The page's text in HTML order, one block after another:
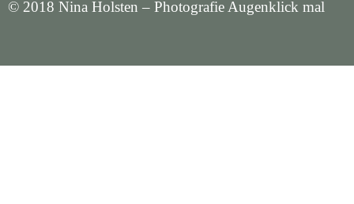
© 2018 Nina Holsten – Photografie Augenklick mal